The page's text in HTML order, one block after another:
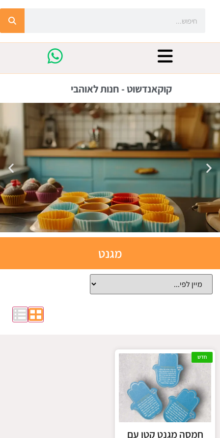
קוקאנדשוט - חנות לאוהבי
תבניות
אפייה
סיליקון
מגנט
חדש
חמסה מגנט קטן עם